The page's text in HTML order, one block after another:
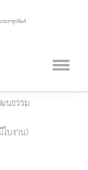
นธรรม
บงาน)